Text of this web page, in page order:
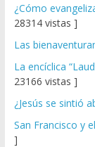
¿Cómo
28314 vistas ]
Las
La encíclica
23166 vistas ]
¿Jesús se sintió
San Francisco y
]